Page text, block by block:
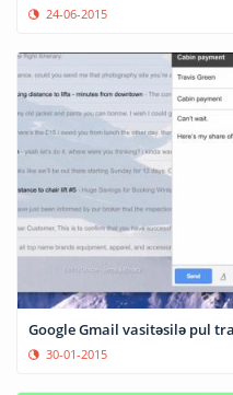
24-06-2015
Google Gmail vasitəsilə pul
30-01-2015